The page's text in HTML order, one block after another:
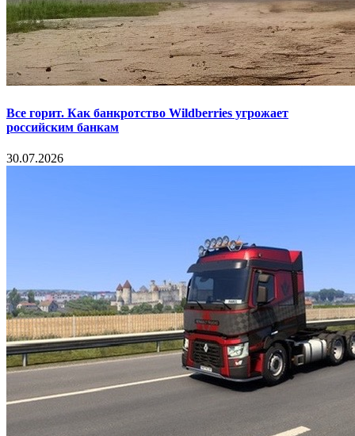
Все горит. Как банкротство Wildberries угрожает
российским банкам
30.07.2026